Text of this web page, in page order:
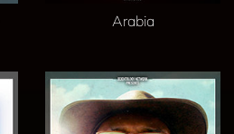
Arabia